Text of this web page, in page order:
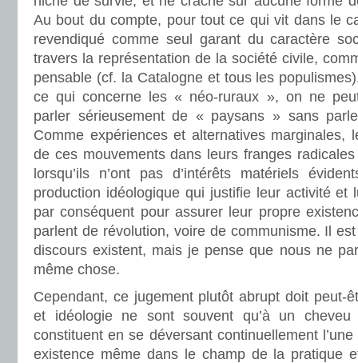
Au bout du compte, pour tout ce qui vit dans le
revendiqué comme seul garant du caractère
travers la représentation de la société civile,
pensable (cf. la Catalogne et tous les
ce qui concerne les « néo-ruraux », on ne
parler sérieusement de « paysans » sans
Comme expériences et alternatives marginales,
de ces mouvements dans leurs franges
lorsqu’ils n’ont pas d’intérêts matériels
production idéologique qui justifie leur activité et
par conséquent pour assurer leur propre
parlent de révolution, voire de communisme. Il
discours existent, mais je pense que nous ne
même chose.
Cependant, ce jugement plutôt abrupt doit peut-
et idéologie ne sont souvent qu’à un cheveu
constituent en se déversant continuellement
existence même dans le champ de la pratique